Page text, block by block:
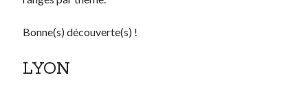
JFdansC’était pas mieux avant… à Lyon
Anthonydans
Bonne(s) découverte(s) !
LYON